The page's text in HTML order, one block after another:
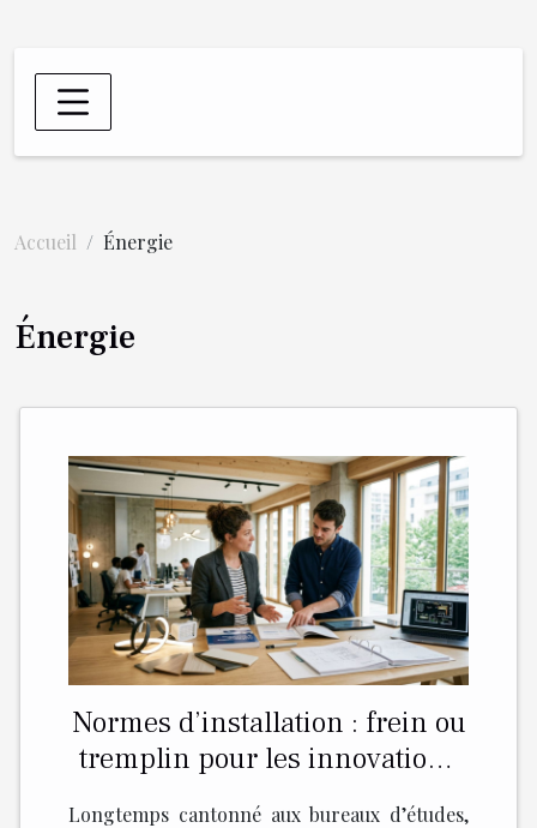
Accueil Énergie
Énergie
Normes d’installation : frein ou
tremplin pour les innovations
Longtemps cantonné aux bureaux d’études,